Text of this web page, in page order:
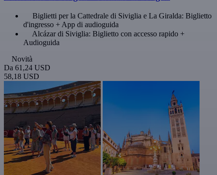
Biglietti per la Cattedrale di Siviglia e La Giralda: Biglietto
d'ingresso + App di audioguida
Alcázar di Siviglia: Biglietto con accesso rapido +
Audioguida
Novità
Da 61,24 USD
58,18 USD